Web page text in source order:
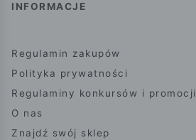
INFORMACJE
Regulamin zakupów
Polityka prywatności
Regulaminy konkursów i promocji
O nas
Znajdź swój sklep